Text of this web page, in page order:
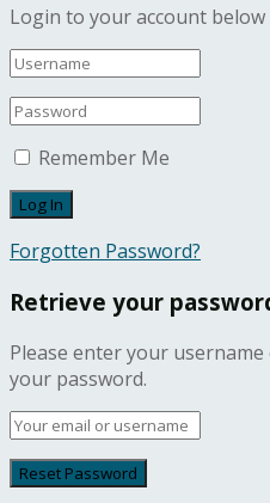
Login to your account below
Remember Me
Forgotten Password?
Retrieve your
Please enter your
your password.